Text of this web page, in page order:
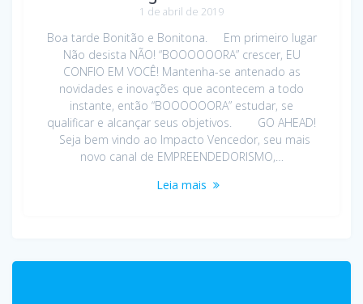
1 de abril de 2019
Boa tarde Bonitão e Bonitona. Em primeiro lugar
Não desista NÃO! “BOOOOOORA” crescer, EU
CONFIO EM VOCÊ! Mantenha-se antenado as
novidades e inovações que acontecem a todo
instante, então “BOOOOOORA” estudar, se
qualificar e alcançar seus objetivos. GO AHEAD!
Seja bem vindo ao Impacto Vencedor, seu mais
novo canal de EMPREENDEDORISMO,…
Leia mais